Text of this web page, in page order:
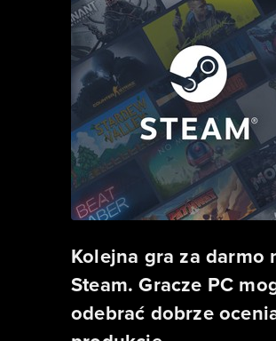
Kolejna gra za darmo
Steam. Gracze PC
odebrać dobrze